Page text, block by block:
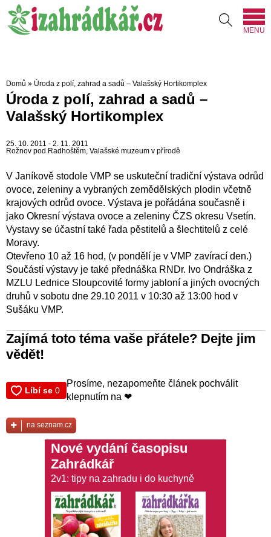
MENU
Domů » Úroda z polí, zahrad a sadů – Valašský Hortikomplex
Úroda z polí, zahrad a sadů –
Valašský Hortikomplex
25. 10. 2011 - 2. 11. 2011
Rožnov pod Radhoštěm, Valašské muzeum v přírodě
V Janíkově stodole VMP se uskuteční tradiční výstava odrůd
ovoce, zeleniny a vybraných zemědělských plodin včetně
krajových odrůd ovoce. Výstava je pořádána současně i
jako Okresní výstava ovoce a zeleniny ČZS okresu Vsetín.
Vystavy se účastní také řada pěstitelů a šlechtitelů z celé
Moravy.
Otevřeno 10 až 16 hod, (v pondělí je v VMP zavírací den.)
Součástí výstavy je také přednáška RNDr. Ivo Ondráška z
MZLU Lednice Sloupcovité formy jabloní a jiných ovocných
druhů v sobotu dne 29.10 2011 v 10:30 až 13:00 hod v
Sušáku VMP.
Zajímá toto téma vaše přátele? Dejte jim
vědět!
Prosíme, nezapomeňte článek pochválit
klepnutím na ❤
na seznam.cz
Nové vydání časopisu
Zahrádkář
2v1: tipy na zahradu i do kuchyně